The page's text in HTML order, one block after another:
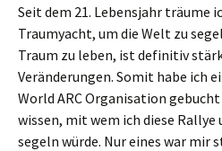
Seit dem 21. Lebensjahr träume
Traumyacht, um die Welt zu
Traum zu leben, ist definitiv
Veränderungen. Somit habe ich
World ARC Organisation
wissen, mit wem ich diese Rallye
segeln würde. Nur eines war mir